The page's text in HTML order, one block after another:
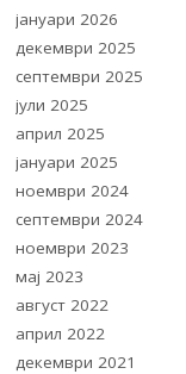
јануари 2026
декември 2025
септември 2025
јули 2025
април 2025
јануари 2025
ноември 2024
септември 2024
ноември 2023
мај 2023
август 2022
април 2022
декември 2021